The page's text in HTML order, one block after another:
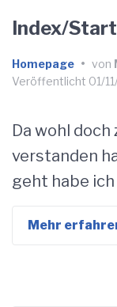
Index/
Homepage • von
Veröffentlicht 01/
Da wohl
verstanden
geht habe
Mehr